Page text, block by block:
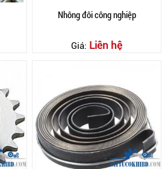
Nhông đôi công nghiệp
Giá: Liên hệ